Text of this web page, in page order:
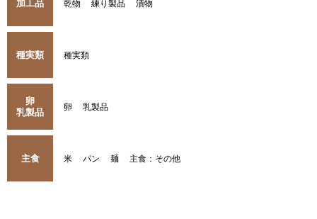
加工品 乾物 練り製品 漬物
種実類 種実類
卵
乳製品
卵 乳製品
主食 米 パン 麺 主食：その他